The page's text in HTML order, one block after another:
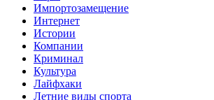
Импортозамещение
Интернет
Истории
Компании
Криминал
Культура
Лайфхаки
Летние виды спорта